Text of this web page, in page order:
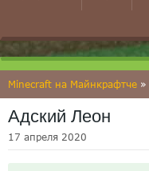
Minecraft на Майнкрафтче »
Адский Леон
17 апреля 2020